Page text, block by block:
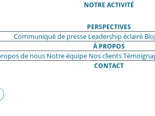
NOTRE ACTIVITÉ
PERSPECTIVES
Communiqué de presse Leadership éclairé
À PROPOS
de nous Notre équipe Nos clients
CONTACT